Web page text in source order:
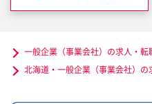
一般企業（事業会社）の求人・転
北海道・一般企業（事業会社）